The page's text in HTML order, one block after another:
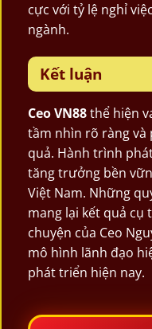
cực với tỷ lệ nghỉ
ngành.
Kết luận
Ceo VN88thể hiện
tầm nhìn rõ ràng và
quả. Hành trình
tăng trưởng bền
Việt Nam. Những
mang lại kết quả cụ
chuyện của Ceo
mô hình lãnh đạo
phát triển hiện nay.